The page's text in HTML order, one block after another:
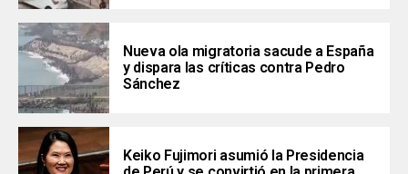
Nueva ola migratoria sacude a España
y dispara las críticas contra Pedro
Sánchez
Keiko Fujimori asumió la Presidencia